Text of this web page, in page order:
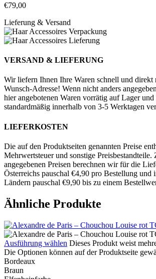
€79,00
Lieferung & Versand
VERSAND & LIEFERUNG
Wir liefern Ihnen Ihre Waren schnell und direkt
Wunsch-Adresse! Wenn nicht anders
hier angebotenen Waren vorrätig auf Lager und
standardmäßig innerhalb von 3-5 Werktagen
LIEFERKOSTEN
Die auf den Produktseiten genannten Preise
Mehrwertsteuer und sonstige Preisbestandteile.
angegebenen Preisen berechnen wir für die
Österreichs pauschal €4,90 pro Bestellung und
Ländern pauschal €9,90 bis zu einem
Ähnliche Produkte
Ausführung wählen Dieses Produkt weist
Die Optionen können auf der Produktseite
Bordeaux
Braun